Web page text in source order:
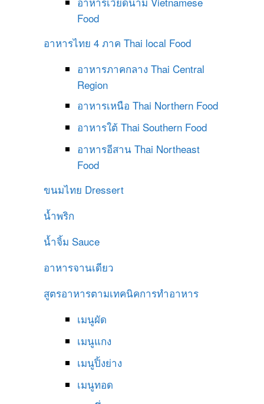
Food
อาหารไทย 4 ภาค Thai local Food
อาหารภาคกลาง Thai Central
Region
อาหารเหนือ Thai Northern Food
อาหารใต้ Thai Southern Food
อาหารอีสาน Thai Northeast
Food
ขนมไทย Dressert
น้ำพริก
น้ำจิ้ม Sauce
อาหารจานเดียว
สูตรอาหารตามเทคนิคการทำอาหาร
เมนูผัด
เมนูแกง
เมนูปิ้งย่าง
เมนูทอด